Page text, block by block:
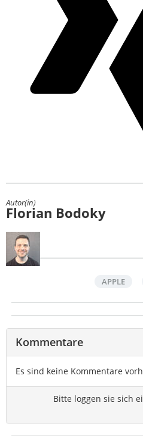
Autor(in)
Florian Bodoky
APPLE
Kommentare
Es sind keine Kommentare
Bitte loggen sie sich